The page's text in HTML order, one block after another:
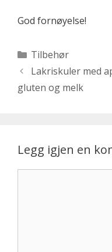
God fornøyelse!
Kategorier
Tilbehør
Lakriskuler med
gluten og melk
Legg igjen en